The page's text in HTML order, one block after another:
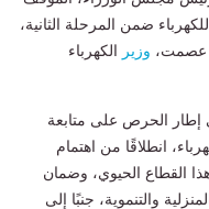
ضمن المرحلة الثانية،
عصمت، وزير الكهرباء
إطار الحرص على متابعة
انطلاقًا من اهتمام
القطاع الحيوي، وضمان
والتنموية، جنبًا إلى